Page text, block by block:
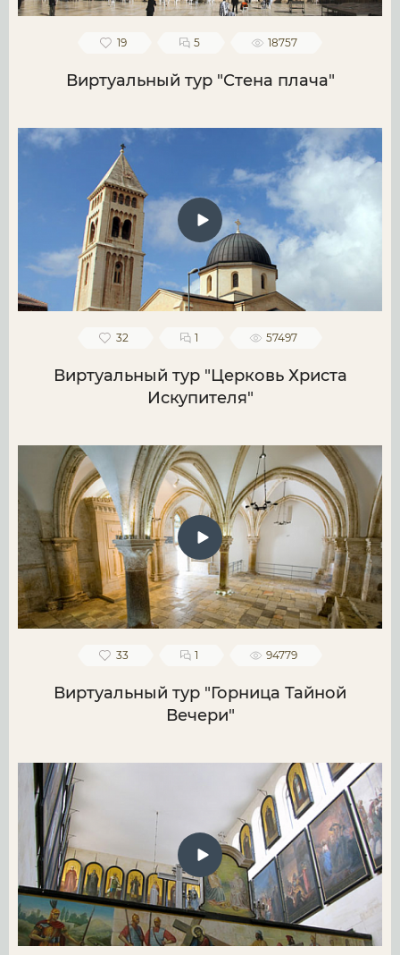
19 5 18757
Виртуальный тур "Стена плача"
32 1 57497
Виртуальный тур "Церковь Христа
Искупителя"
33 1 94779
Виртуальный тур "Горница Тайной
Вечери"